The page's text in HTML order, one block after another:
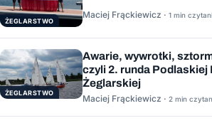
ŻEGLARSTWO
Maciej Frąckiewicz · 1 min
ŻEGLARSTWO
Awarie, wywrotki,
czyli 2. runda Podlaskiej
Żeglarskiej
Maciej Frąckiewicz · 2 min